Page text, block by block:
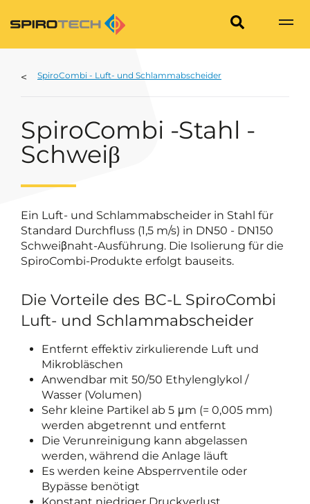
SpiroCombi - Luft- und Schlammabscheider
SpiroCombi -Stahl -
Schweiβ
Ein Luft- und Schlammabscheider in Stahl für
Standard Durchfluss (1,5 m/s) in DN50 - DN150
Schweiβnaht-Ausführung. Die Isolierung für die
SpiroCombi-Produkte erfolgt bauseits.
Die Vorteile des BC-L SpiroCombi
Luft- und Schlammabscheider
Entfernt effektiv zirkulierende Luft und
Mikrobläschen
Anwendbar mit 50/50 Ethylenglykol /
Wasser (Volumen)
Sehr kleine Partikel ab 5 μm (= 0,005 mm)
werden abgetrennt und entfernt
Die Verunreinigung kann abgelassen
werden, während die Anlage läuft
Es werden keine Absperrventile oder
Bypässe benötigt